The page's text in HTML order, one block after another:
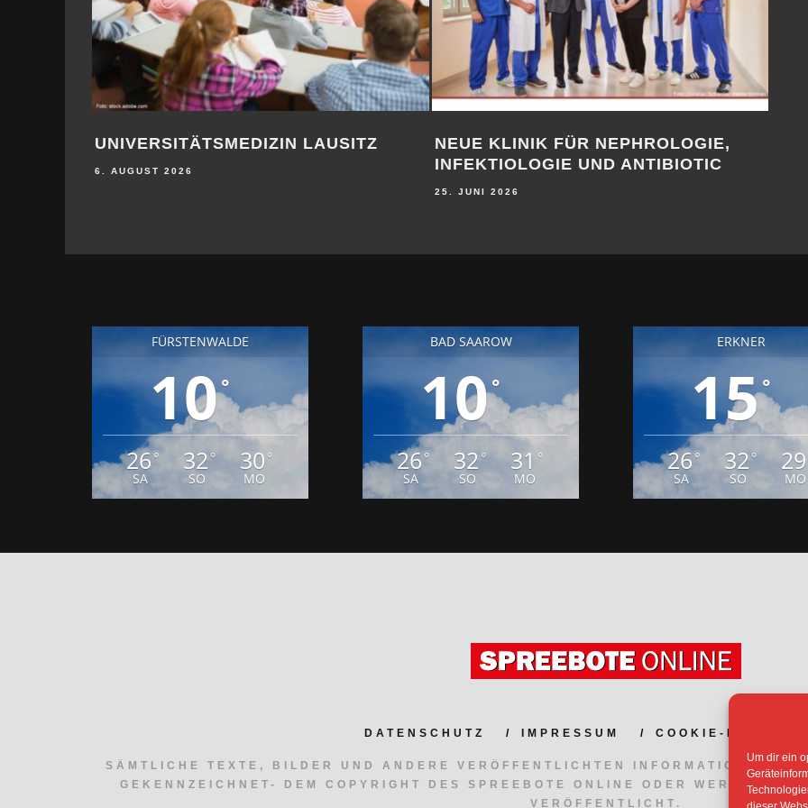
Um dir ein
UNIVERSITÄTSMEDIZIN LAUSITZ
6. AUGUST 2026
NEUE KLINIK FÜR NEPHROLOGIE,
INFEKTIOLOGIE UND ANTIBIOTIC
25. JUNI 2026
FÜRSTENWALDE
10°
26°
SA
32 °
SO
30 °
MO
BAD SAAROW
10°
26°
SA
32 °
SO
31 °
MO
ERKNER
15°
26°
SA
32 °
SO
29
MO
DATENSCHUTZ IMPRESSUM COOKIE-
SÄMTLICHE TEXTE, BILDER UND ANDERE VERÖFFENTLICHTEN INFORMATIONEN
GEKENNZEICHNET- DEM COPYRIGHT DES SPREEBOTE ONLINE ODER WERDEN
VERÖFFENTLICHT.